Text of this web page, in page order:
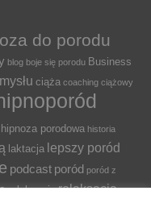
do porodu
blog boje się porodu Business
ciąża coaching ciążowy
hipnoza porodowa historia
laktacja lepszy poród
podcast poród poród z
relaksacja relaksacja